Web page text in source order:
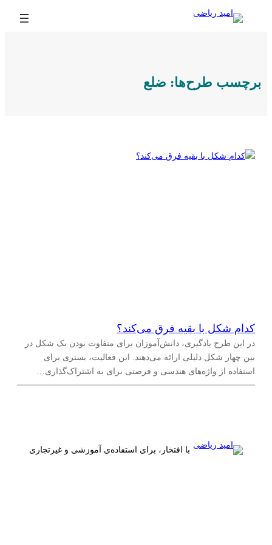
برچسب طرح‌ها: ضلع
کدام شکل با بقیه فرق می‌کند؟
در این طرح یادگیری، دانش‌آموزان برای متفاوت بودن یک شکل در
بین چهار شکل دلیلی ارائه می‌دهند. این فعالیت، بستری برای
استفاده از واژه‌های هندسی و فرصتی برای به اشتراک‌گذاری…
با افتخار، برای استفاده‌ی آموزشی و غیرتجاری